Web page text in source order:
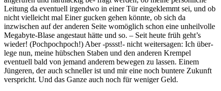
Leitung da eventuell irgendwo in einer Tür eingeklemmt sei, und ob
nicht vielleicht mal Einer gucken gehen könnte, ob sich da
inzwischen auf der anderen Seite womöglich schon eine unheilvolle
Megabyte-Blase angestaut hätte und so. – Seit heute früh geht’s
wieder! (Pochpochpoch!) Aber -pssst!- nicht weitersagen: Ich über-
lege nun, meine hübschen Staben und den anderen Krempel
eventuell bald von jemand anderem bewegen zu lassen. Einem
Jüngeren, der auch schneller ist und mir eine noch buntere Zukunft
verspricht. Und das Ganze auch noch für weniger Geld.